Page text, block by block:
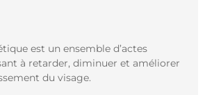
est un ensemble d’actes
à retarder, diminuer et améliorer
du visage.